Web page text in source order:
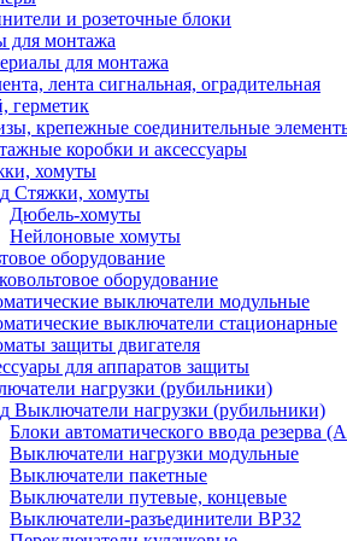
и розеточные блоки
для монтажа
для монтажа
лента сигнальная, оградительная
герметик
крепежные соединительные
коробки и аксессуары
хомуты
Стяжки, хомуты
Дюбель-хомуты
Нейлоновые хомуты
оборудование
оборудование
выключатели модульные
выключатели стационарные
защиты двигателя
для аппаратов защиты
нагрузки (рубильники)
Выключатели нагрузки (рубильники)
Блоки автоматического ввода резерва
Выключатели нагрузки модульные
Выключатели пакетные
Выключатели путевые, концевые
Выключатели-разъединители ВР32